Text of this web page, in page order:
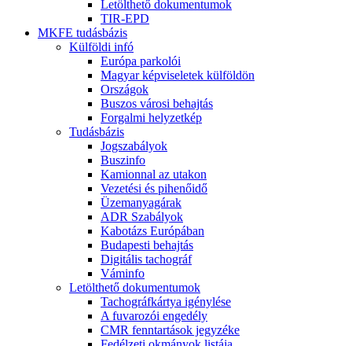
Letölthető dokumentumok
TIR-EPD
MKFE tudásbázis
Külföldi infó
Európa parkolói
Magyar képviseletek külföldön
Országok
Buszos városi behajtás
Forgalmi helyzetkép
Tudásbázis
Jogszabályok
Buszinfo
Kamionnal az utakon
Vezetési és pihenőidő
Üzemanyagárak
ADR Szabályok
Kabotázs Európában
Budapesti behajtás
Digitális tachográf
Váminfo
Letölthető dokumentumok
Tachográfkártya igénylése
A fuvarozói engedély
CMR fenntartások jegyzéke